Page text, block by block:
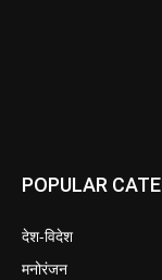
POPULAR
देश-विदेश
मनोरंजन